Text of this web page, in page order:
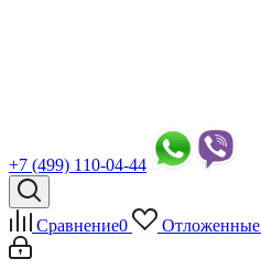
+7 (499) 110-04-44
Сравнение0 Отложенные